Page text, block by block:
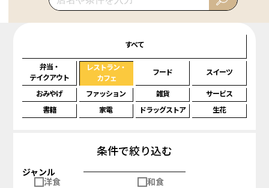
すべて
弁当・
テイクアウト
レストラン・
カフェ
フード スイーツ
おみやげ ファッション 雑貨
サービス
書籍
家電 ドラッグストア 生花
条件で絞り込む
ジャンル
洋食
和食